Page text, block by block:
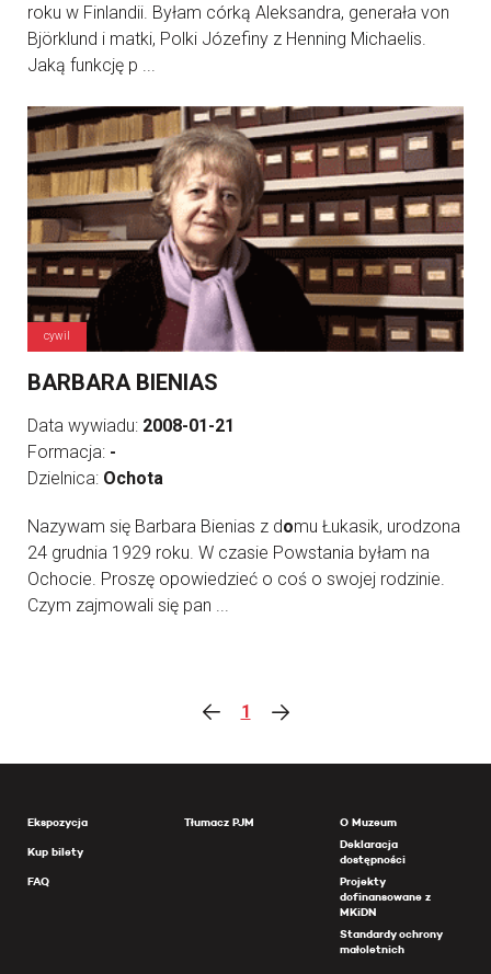
roku w Finlandii. Byłam córką Aleksandra, generała von
Björklund i matki, Polki Józefiny z Henning Michaelis.
Jaką funkcję p ...
cywil
BARBARA BIENIAS
Data wywiadu: 2008-01-21
Formacja: -
Dzielnica: Ochota
Nazywam się Barbara Bienias z domu Łukasik, urodzona
24 grudnia 1929 roku. W czasie Powstania byłam na
Ochocie. Proszę opowiedzieć o coś o swojej rodzinie.
Czym zajmowali się pan ...
1
Ekspozycja
Kup bilety
FAQ
Tłumacz PJM
O Muzeum
Deklaracja
dostępności
Projekty
dofinansowane z
MKiDN
Standardy ochrony
małoletnich